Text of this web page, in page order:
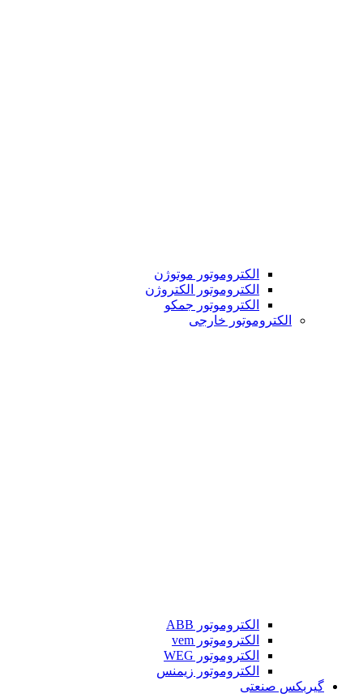
الکتروموتور موتوژن
الکتروموتور الکتروژن
الکتروموتور جمکو
الکتروموتور خارجی
الکتروموتور ABB
الکتروموتور vem
الکتروموتور WEG
الکتروموتور زیمنس
گیربکس صنعتی